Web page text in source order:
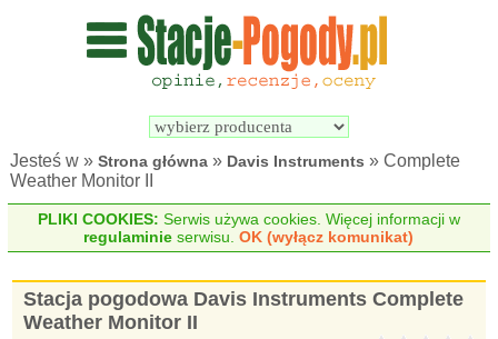
Wyszukiwarka
pogodowych
Jesteś w »Strona główna » Davis Instruments » Complete
Weather Monitor II
PLIKI COOKIES: Serwis używa cookies. Więcej informacji w
regulaminie serwisu.OK (wyłącz komunikat)
Stacja pogodowa Davis Instruments Complete
Weather Monitor II